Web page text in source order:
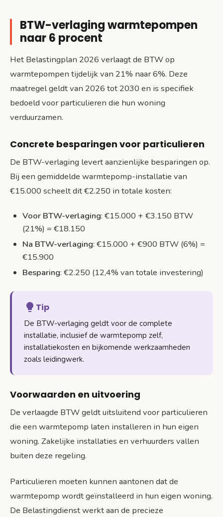
BTW-verlaging warmtepompen
naar 6 procent
Het Belastingplan 2026 verlaagt de BTW op
warmtepompen tijdelijk van 21% naar 6%. Deze
maatregel geldt van 2026 tot 2030 en is specifiek
bedoeld voor particulieren die hun woning
verduurzamen.
Concrete besparingen voor particulieren
De BTW-verlaging levert aanzienlijke besparingen op.
Bij een gemiddelde warmtepomp-installatie van
€15.000 scheelt dit €2.250 in totale kosten:
Voor BTW-verlaging: €15.000 + €3.150 BTW
(21%) = €18.150
Na BTW-verlaging: €15.000 + €900 BTW (6%) =
€15.900
Besparing: €2.250 (12,4% van totale investering)
Tip
De BTW-verlaging geldt voor de complete
installatie, inclusief de warmtepomp zelf,
installatiekosten en bijkomende werkzaamheden
zoals leidingwerk.
Voorwaarden en uitvoering
De verlaagde BTW geldt uitsluitend voor particulieren
die een warmtepomp laten installeren in hun eigen
woning. Zakelijke installaties en verhuurders vallen
buiten deze regeling.
Particulieren moeten kunnen aantonen dat de
warmtepomp wordt geïnstalleerd in hun eigen woning.
De Belastingdienst werkt aan de precieze